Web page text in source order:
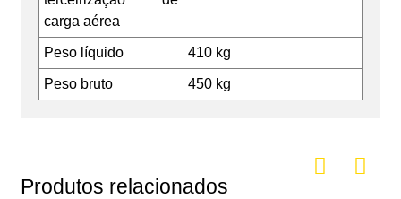
carga aérea
Peso líquido 410 kg
Peso bruto 450 kg
Produtos relacionados